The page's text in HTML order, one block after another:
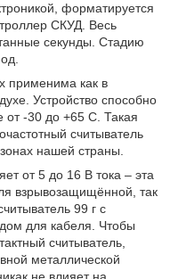
форматируется
СКУД. Весь
секунды. Стадию
применима как в
Устройство способно
от -30 до +65 С. Такая
считыватель
нашей страны.
от 5 до 16 В тока – эта
взрывозащищённой, так
99 г с
для кабеля. Чтобы
считыватель,
металлической